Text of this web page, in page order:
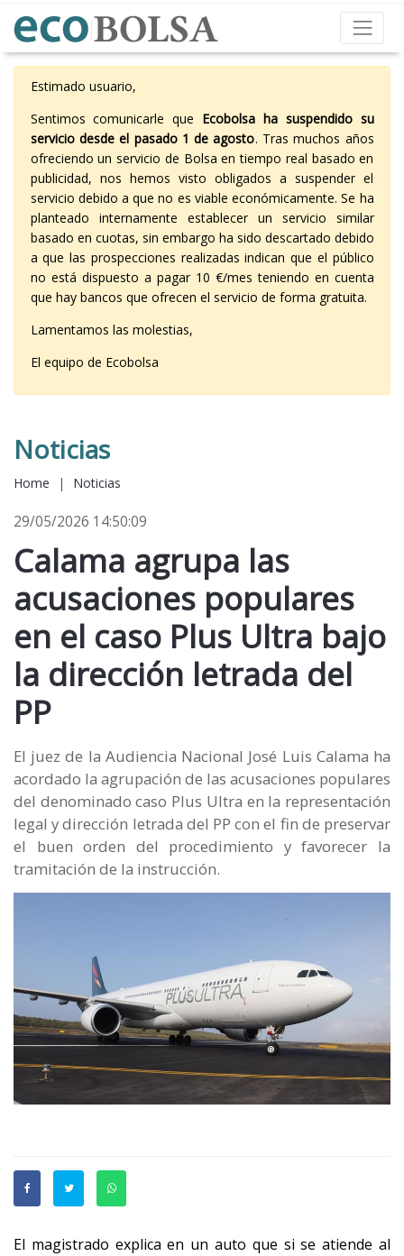
Estimado usuario,
Sentimos comunicarle que Ecobolsa ha suspendido su
servicio desde el pasado 1 de agosto. Tras muchos años
ofreciendo un servicio de Bolsa en tiempo real basado en
publicidad, nos hemos visto obligados a suspender el
servicio debido a que no es viable económicamente. Se ha
planteado internamente establecer un servicio similar
basado en cuotas, sin embargo ha sido descartado debido
a que las prospecciones realizadas indican que el público
no está dispuesto a pagar 10 €/mes teniendo en cuenta
que hay bancos que ofrecen el servicio de forma gratuita.
Lamentamos las molestias,
El equipo de Ecobolsa
Noticias
Home | Noticias
29/05/2026 14:50:09
Calama agrupa las
acusaciones populares
en el caso Plus Ultra bajo
la dirección letrada del
PP
El juez de la Audiencia Nacional José Luis Calama ha
acordado la agrupación de las acusaciones populares
del denominado caso Plus Ultra en la representación
legal y dirección letrada del PP con el fin de preservar
el buen orden del procedimiento y favorecer la
tramitación de la instrucción.
El magistrado explica en un auto que si se atiende al